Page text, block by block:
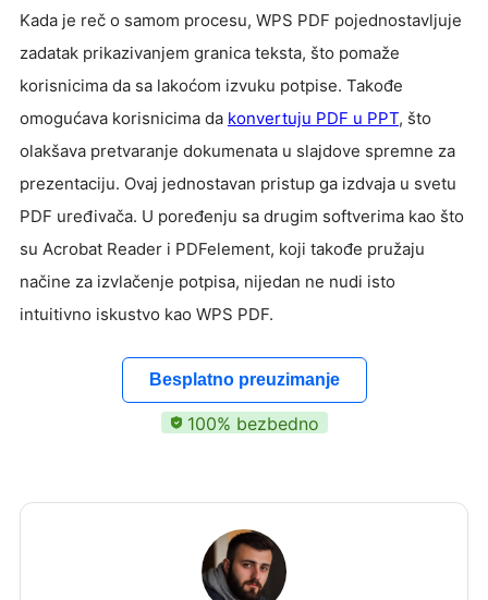
Kada je reč o samom procesu, WPS PDF pojednostavljuje
zadatak prikazivanjem granica teksta, što pomaže
korisnicima da sa lakoćom izvuku potpise. Takođe
omogućava korisnicima da konvertuju PDF u PPT, što
olakšava pretvaranje dokumenata u slajdove spremne za
prezentaciju. Ovaj jednostavan pristup ga izdvaja u svetu
PDF uređivača. U poređenju sa drugim softverima kao što
su Acrobat Reader i PDFelement, koji takođe pružaju
načine za izvlačenje potpisa, nijedan ne nudi isto
intuitivno iskustvo kao WPS PDF.
Besplatno preuzimanje
100% bezbedno